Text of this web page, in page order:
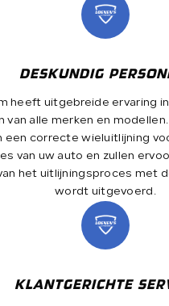
DESKUNDIG
heeft uitgebreide ervaring
van alle merken en
een correcte wieluitlijning
van uw auto en zullen
het uitlijningsproces met
wordt uitgevoerd.
KLANTGERICHTE